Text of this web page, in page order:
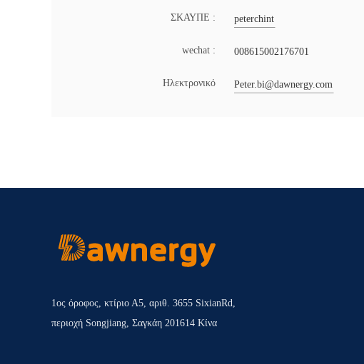
ΣΚΑΥΠΕ : peterchint
wechat : 008615002176701
Ηλεκτρονικό Peter.bi@dawnergy.com
1ος όροφος, κτίριο Α5, αριθ. 3655 SixianRd,
περιοχή Songjiang, Σαγκάη 201614 Κίνα